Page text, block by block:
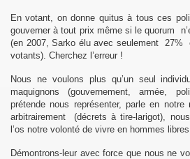
En votant, on donne quitus à tous ces
gouverner à tout prix même si le quorum
(en 2007, Sarko élu avec seulement
votants). Cherchez l’erreur !
Nous ne voulons plus qu’un seul
maquignons (gouvernement, armée,
prétende nous représenter, parle en
arbitrairement (décrets à tire-larigot),
l’os notre volonté de vivre en hommes
Démontrons-leur avec force que nous ne
LA POLICE DE 2005 A 2012